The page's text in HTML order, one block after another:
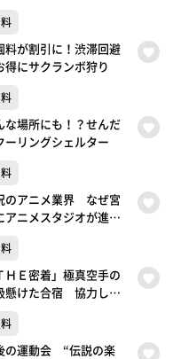
料が割引に！渋滞回避
得にサクランボ狩り
な場所にも！？せんだ
ーリングシェルター
のアニメ業界 なぜ宮
アニメスタジオが進
ＨＥ密着」極真空手の
懸けた合宿 協力して
の運動会 “伝説の楽